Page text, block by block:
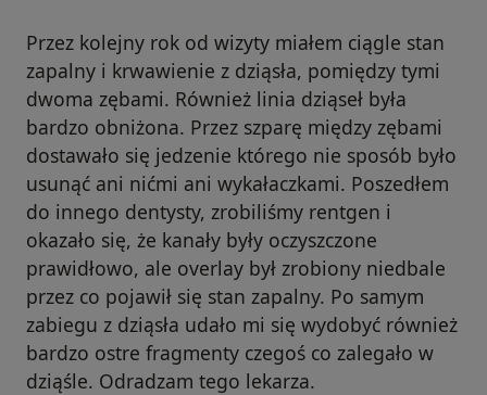
Przez kolejny rok od wizyty miałem ciągle stan
zapalny i krwawienie z dziąsła, pomiędzy tymi
dwoma zębami. Również linia dziąseł była
bardzo obniżona. Przez szparę między zębami
dostawało się jedzenie którego nie sposób było
usunąć ani nićmi ani wykałaczkami. Poszedłem
do innego dentysty, zrobiliśmy rentgen i
okazało się, że kanały były oczyszczone
prawidłowo, ale overlay był zrobiony niedbale
przez co pojawił się stan zapalny. Po samym
zabiegu z dziąsła udało mi się wydobyć również
bardzo ostre fragmenty czegoś co zalegało w
dziąśle. Odradzam tego lekarza.